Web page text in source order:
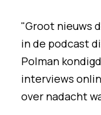
"Groot nieuws
in de podcast
Polman
interviews
over nadacht